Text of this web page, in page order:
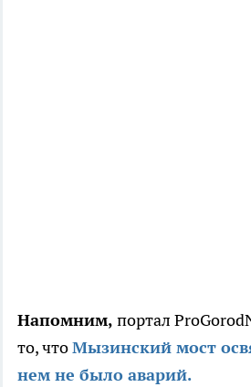
Напомним, портал
то, чтоМызинский мост
нем не было аварий.